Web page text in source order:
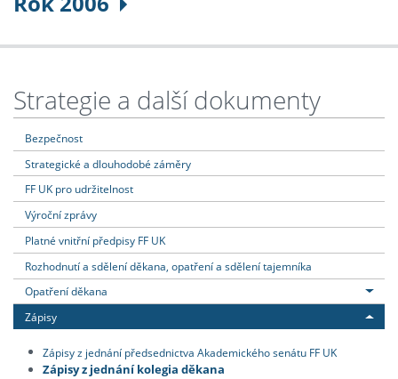
Strategie a další dokumenty
Bezpečnost
Strategické a dlouhodobé záměry
FF UK pro udržitelnost
Výroční zprávy
Platné vnitřní předpisy FF UK
Rozhodnutí a sdělení děkana, opatření a sdělení tajemníka
Opatření děkana
Zápisy
Zápisy z jednání předsednictva Akademického senátu FF UK
Zápisy z jednání kolegia děkana